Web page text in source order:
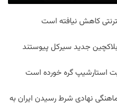
کاهش نیافته است
جدید سیرکل پیوستند
استارشیپ گره خورده است
نهادی شرط رسیدن ایران به